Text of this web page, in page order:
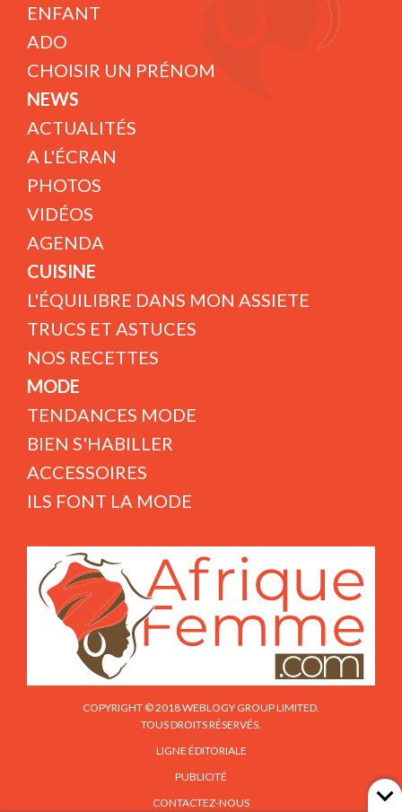
ENFANT
ADO
CHOISIR UN PRÉNOM
NEWS
ACTUALITÉS
A L'ÉCRAN
PHOTOS
VIDÉOS
AGENDA
CUISINE
L'ÉQUILIBRE DANS MON ASSIETE
TRUCS ET ASTUCES
NOS RECETTES
MODE
TENDANCES MODE
BIEN S'HABILLER
ACCESSOIRES
ILS FONT LA MODE
COPYRIGHT © 2018 WEBLOGY GROUP LIMITED.
TOUS DROITS RÉSERVÉS.
LIGNE ÉDITORIALE
PUBLICITÉ
CONTACTEZ-NOUS